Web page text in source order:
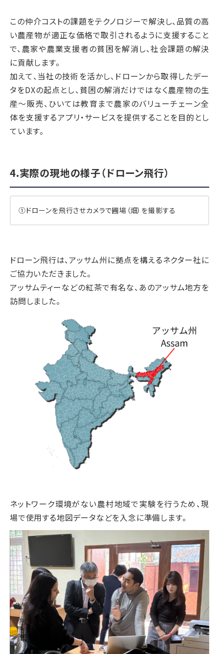
この仲介コストの課題をテクノロジーで解決し、品質の高
い農産物が適正な価格で取引されるように支援すること
で、農家や農業支援者の貧困を解消し、社会課題の解決
に貢献します。
加えて、当社の技術を活かし、ドローンから取得したデー
タをDXの起点とし、貧困の解消だけではなく農産物の生
産～販売、ひいては教育まで農家のバリューチェーン全
体を支援するアプリ・サービスを提供することを目的とし
ています。
4.実際の現地の様子（ドローン飛行）
①ドローンを飛行させカメラで圃場（畑）を撮影する
ドローン飛行は、アッサム州に拠点を構えるネクター社に
ご協力いただきました。
アッサムティーなどの紅茶で有名な、あのアッサム地方を
訪問しました。
ネットワーク環境がない農村地域で実験を行うため、現
場で使用する地図データなどを入念に準備します。